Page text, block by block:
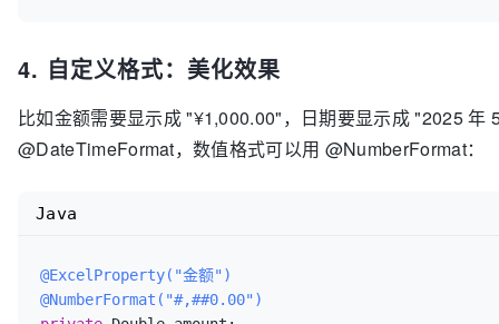
4. 自定义格式：美化效果
比如金额需要显示成 "¥1,000.00"，日期要显示成 "2025 年
@DateTimeFormat，数值格式可以用 @NumberFormat：
@ExcelProperty("金额")
@NumberFormat("#,##0.00")
Java